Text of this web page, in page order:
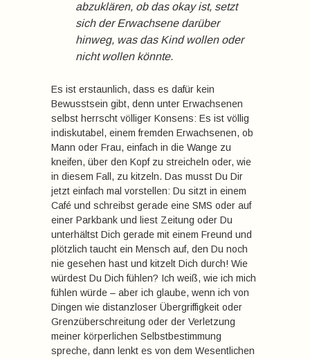
abzuklären, ob das okay ist, setzt
sich der Erwachsene darüber
hinweg, was das Kind wollen oder
nicht wollen könnte.
Es ist erstaunlich, dass es dafür kein
Bewusstsein gibt, denn unter Erwachsenen
selbst herrscht völliger Konsens: Es ist völlig
indiskutabel, einem fremden Erwachsenen, ob
Mann oder Frau, einfach in die Wange zu
kneifen, über den Kopf zu streicheln oder, wie
in diesem Fall, zu kitzeln. Das musst Du Dir
jetzt einfach mal vorstellen: Du sitzt in einem
Café und schreibst gerade eine SMS oder auf
einer Parkbank und liest Zeitung oder Du
unterhältst Dich gerade mit einem Freund und
plötzlich taucht ein Mensch auf, den Du noch
nie gesehen hast und kitzelt Dich durch! Wie
würdest Du Dich fühlen? Ich weiß, wie ich mich
fühlen würde – aber ich glaube, wenn ich von
Dingen wie distanzloser Übergriffigkeit oder
Grenzüberschreitung oder der Verletzung
meiner körperlichen Selbstbestimmung
spreche, dann lenkt es von dem Wesentlichen